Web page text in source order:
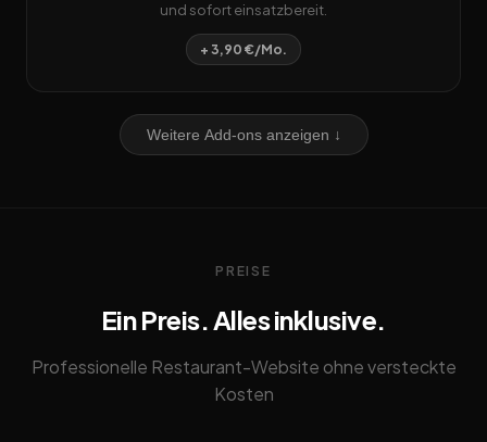
und sofort einsatzbereit.
+ 3,90 €/Mo.
Weitere Add-ons anzeigen ↓
PREISE
Ein Preis. Alles inklusive.
Professionelle Restaurant-Website ohne versteckte
Kosten